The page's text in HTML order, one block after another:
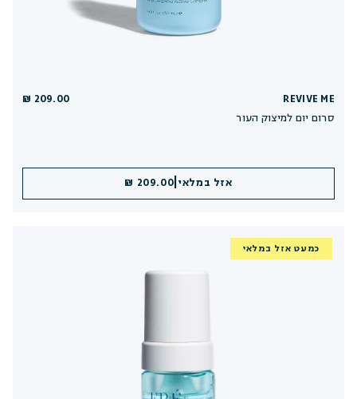
REVIVE ME
סרום יום למיצוק העור
209.00 ₪
אזל במלאי 209.00 ₪
כמעט אזל במלאי